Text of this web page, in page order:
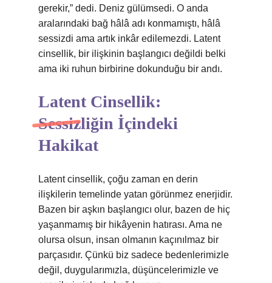
gerekir,” dedi. Deniz gülümsedi. O anda
aralarındaki bağ hâlâ adı konmamıştı, hâlâ
sessizdi ama artık inkâr edilemezdi. Latent
cinsellik, bir ilişkinin başlangıcı değildi belki
ama iki ruhun birbirine dokunduğu bir andı.
Latent Cinsellik:
Sessizliğin İçindeki
Hakikat
Latent cinsellik, çoğu zaman en derin
ilişkilerin temelinde yatan görünmez enerjidir.
Bazen bir aşkın başlangıcı olur, bazen de hiç
yaşanmamış bir hikâyenin hatırası. Ama ne
olursa olsun, insan olmanın kaçınılmaz bir
parçasıdır. Çünkü biz sadece bedenlerimizle
değil, duygularımızla, düşüncelerimizle ve